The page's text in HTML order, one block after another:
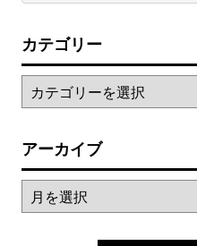
カテゴリー
アーカイブ